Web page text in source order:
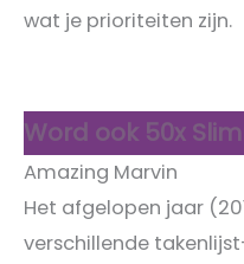
wat je prioriteiten zijn.
Word ook 50x
Amazing Marvin
Het afgelopen jaar
verschillende